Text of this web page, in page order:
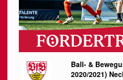
Ball- &
2020/2021)